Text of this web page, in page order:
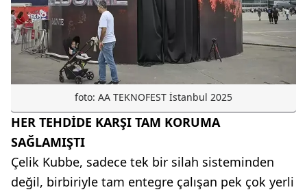
foto: AA TEKNOFEST İstanbul 2025
HER TEHDİDE KARŞI TAM KORUMA
SAĞLAMIŞTI
Çelik Kubbe, sadece tek bir silah sisteminden
değil, birbiriyle tam entegre çalışan pek çok yerli